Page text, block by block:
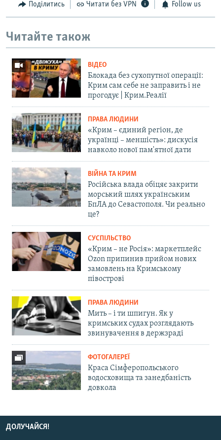
Поділитись Читати без VPN Follow us
Читайте також
ВІДЕО
Блокада без сухопутної операції:
Крим сам себе не заправить і не
прогодує | Крим.Реалії
ПРАВА ЛЮДИНИ
«Крим – єдиний регіон, де
українці – меншість»: дискусія
навколо нової пам'ятної дати
ВІЙНА ТА КРИМ
Російська влада обіцяє закрити
морський шлях українським
БпЛА до Севастополя. Чи реально
це?
СУСПІЛЬСТВО
«Крим – не Росія»: маркетплейс
Ozon припинив прийом нових
замовлень на Кримському
півострові
ПРАВА ЛЮДИНИ
Мить – і ти шпигун. Як у
кримських судах розглядають
звинувачення в держзраді
ФОТОГАЛЕРЕЇ
Краса Сімферопольського
водосховища та занедбаність
довкола
ДОЛУЧАЙСЯ!